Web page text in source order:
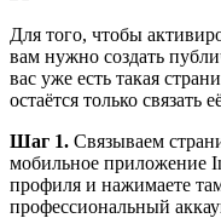
Для того, чтобы
вам нужно создать
вас уже есть такая
остаётся только связать
Шаг 1. Связываем
мобильное приложение
профиля и нажимаете
профессиональный